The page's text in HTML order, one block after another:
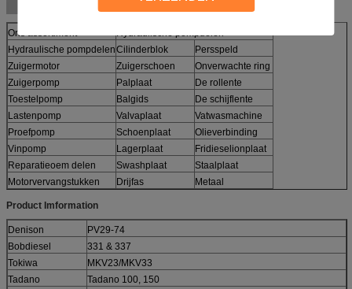
Ons assortiment
Hydraulische pompdelenCilinderblok
Persspeld
Zuigermotor
Zuigerschoen
Onverwachte ring
Zuigerpomp
Palplaat
De rollente
Toestelpomp
Balgids
De schijflente
Lastenpomp
Valvaplaat
Vatwasmachine
Proefpomp
Schoenplaat
Olieverbinding
Vinpomp
Lagerplaat
Fridieselionplaat
Reparatieoem delen
Swashplaat
Staalplaat
Motorvervangstukken
Drijfas Metaal
Product Imformation
Denison
PV29-74
Bobdiesel
331 & 337
Tokiwa
MKV23/MKV33
Tadano
Tadano 100, 150